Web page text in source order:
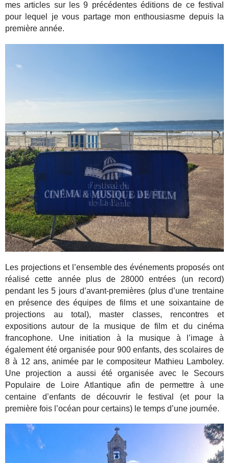
mes articles sur les 9 précédentes éditions de ce festival
pour lequel je vous partage mon enthousiasme depuis la
première année.
Les projections et l’ensemble des événements proposés ont
réalisé cette année plus de 28000 entrées (un record)
pendant les 5 jours d’avant-premières (plus d’une trentaine
en présence des équipes de films et une soixantaine de
projections au total), master classes, rencontres et
expositions autour de la musique de film et du cinéma
francophone. Une initiation à la musique à l’image à
également été organisée pour 900 enfants, des scolaires de
8 à 12 ans, animée par le compositeur Mathieu Lamboley.
Une projection a aussi été organisée avec le Secours
Populaire de Loire Atlantique afin de permettre à une
centaine d’enfants de découvrir le festival (et pour la
première fois l’océan pour certains) le temps d’une journée.